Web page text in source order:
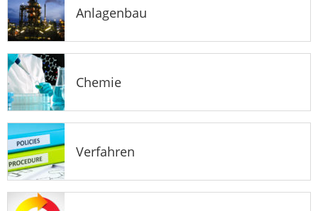
Anlagenbau
Chemie
Verfahren